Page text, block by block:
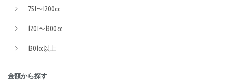
751〜1200cc
1201〜1300cc
1301cc以上
金額から探す